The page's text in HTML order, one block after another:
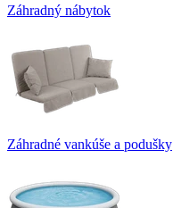
Záhradný nábytok
Záhradné vankúše a podušky